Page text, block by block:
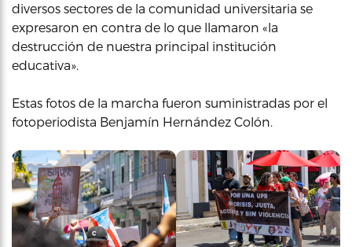
diversos sectores de la comunidad universitaria se
expresaron en contra de lo que llamaron «la
destrucción de nuestra principal institución
educativa».
Estas fotos de la marcha fueron suministradas por el
fotoperiodista Benjamín Hernández Colón.